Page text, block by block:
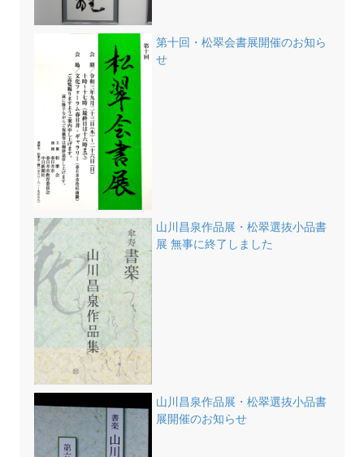
第十回・松翠会書展開催のお知ら
せ
山川昌泉作品展・松翠選抜小品書
展 無事に終了しました
山川昌泉作品展・松翠選抜小品書
展開催のお知らせ